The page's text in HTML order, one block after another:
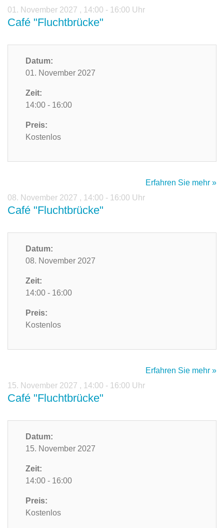
01. November 2027 , 14:00 - 16:00 Uhr
Café "Fluchtbrücke"
Datum:
01. November 2027
Zeit:
14:00 - 16:00
Preis:
Kostenlos
Erfahren Sie mehr »
08. November 2027 , 14:00 - 16:00 Uhr
Café "Fluchtbrücke"
Datum:
08. November 2027
Zeit:
14:00 - 16:00
Preis:
Kostenlos
Erfahren Sie mehr »
15. November 2027 , 14:00 - 16:00 Uhr
Café "Fluchtbrücke"
Datum:
15. November 2027
Zeit:
14:00 - 16:00
Preis:
Kostenlos